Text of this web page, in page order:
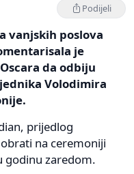
Podijeli
vanjskih poslova
je
da odbiju
Volodimira
prijedlog
na ceremoniji
godinu zaredom.